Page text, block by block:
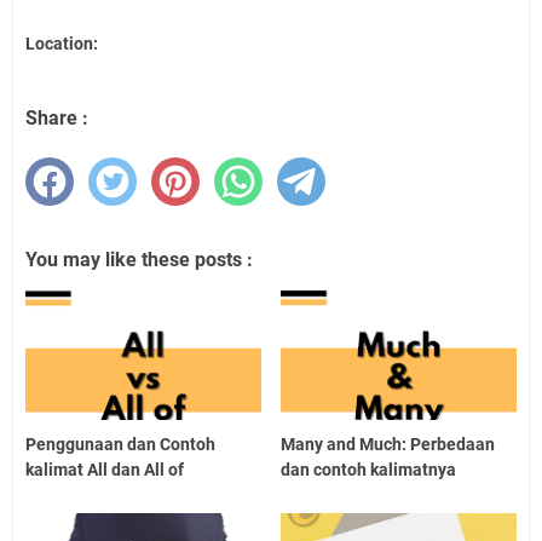
Location:
Share :
You may like these posts :
Penggunaan dan Contoh
kalimat All dan All of
Many and Much: Perbedaan
dan contoh kalimatnya